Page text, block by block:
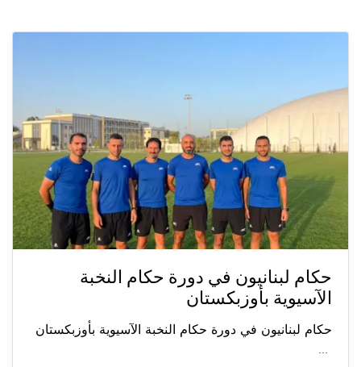
حكام لبنانيون في دورة حكام النخبة
الآسيوية بأوزبكستان
حكام لبنانيون في دورة حكام النخبة الآسيوية بأوزبكستان
...